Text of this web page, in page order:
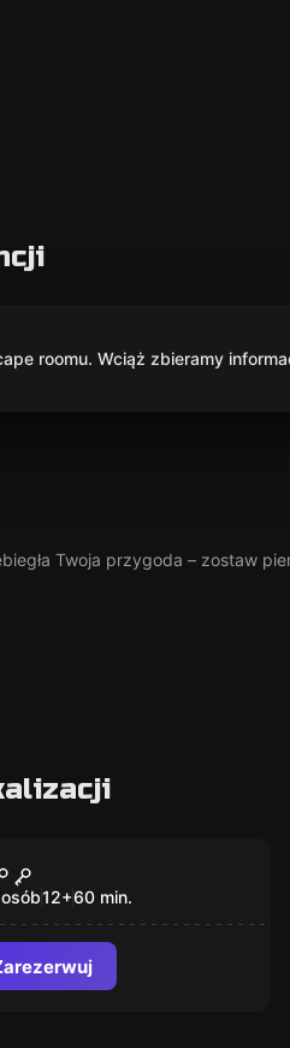
roomu. Wciąż zbieramy
Twoja przygoda – zostaw
12+60 min.